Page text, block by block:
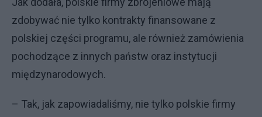
zdobywać nie tylko kontrakty finansowane z
polskiej części programu, ale również zamówienia
pochodzące z innych państw oraz instytucji
międzynarodowych.
– Tak, jak zapowiadaliśmy, nie tylko polskie firmy